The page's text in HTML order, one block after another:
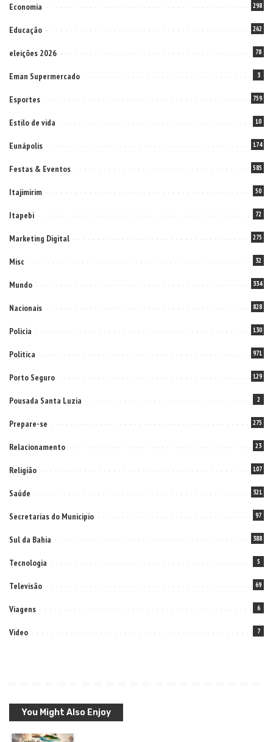
Economia 298
Educação 262
eleições 2026 78
Eman Supermercado 3
Esportes 759
Estilo de vida 10
Eunápolis 174
Festas & Eventos 585
Itajimirim 50
Itapebi 72
Marketing Digital 275
Misc 32
Mundo 334
Nacionais 828
Policia 130
Politica 971
Porto Seguro 129
Pousada Santa Luzia 2
Prepare-se 275
Relacionamento 23
Religião 107
Saúde 321
Secretarias do Municipio 97
Sul da Bahia 388
Tecnologia 5
Televisão 69
Viagens 6
Video 7
You Might Also Enjoy